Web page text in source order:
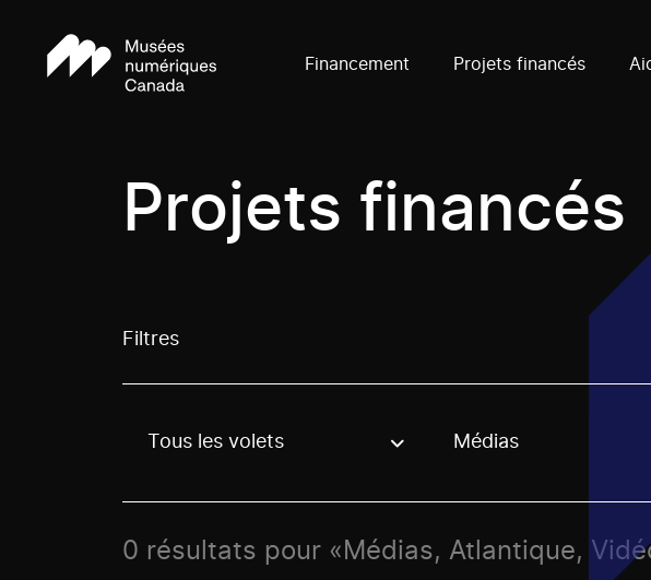
Financement Projets financés
Projets financés
Filtres
Use these options to filter projects by topic, stream or regon.
Tous les volets Médias
0 résultats pour «Médias, Atlantique,